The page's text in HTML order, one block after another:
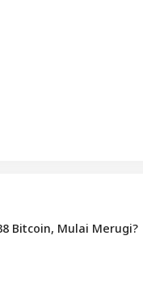
Bitcoin, Mulai Merugi?